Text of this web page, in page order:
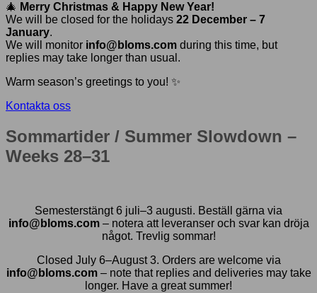
🎄 Merry Christmas & Happy New Year!
We will be closed for the holidays 22 December – 7
January.
We will monitor info@bloms.com during this time, but
replies may take longer than usual.
Warm season’s greetings to you! ✨
Kontakta oss
Sommartider / Summer Slowdown –
Weeks 28–31
Semesterstängt 6 juli–3 augusti. Beställ gärna via
info@bloms.com– notera att leveranser och svar kan dröja
något. Trevlig sommar!
Closed July 6–August 3. Orders are welcome via
info@bloms.com– note that replies and deliveries may take
longer. Have a great summer!